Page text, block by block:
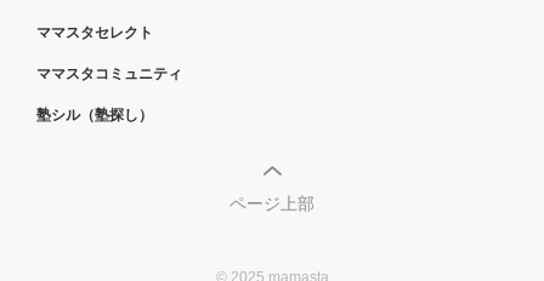
ママスタセレクト
ママスタコミュニティ
塾シル（塾探し）
ページ上部
© 2025 mamasta